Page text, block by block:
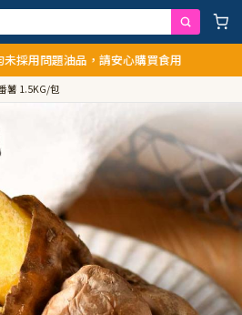
題油品，請安心購買食用
薯 1.5KG/包